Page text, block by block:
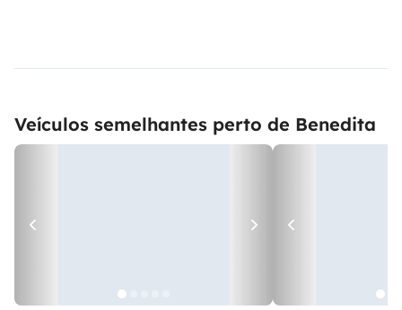
Veículos semelhantes perto de Benedita